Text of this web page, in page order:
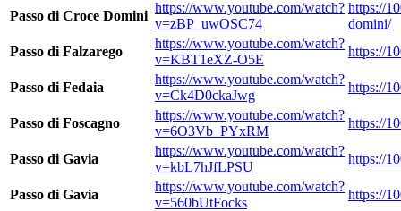
Passo di Croce Domini
https://www.youtube.com/watch?
v=zBP_uwOSC74
https://
domini/
Passo di Falzarego
https://www.youtube.com/watch?
v=KBT1eXZ-O5E
https://
Passo di Fedaia
https://www.youtube.com/watch?
v=Ck4D0ckaJwg
https://
Passo di Foscagno
https://www.youtube.com/watch?
v=6O3Vb_PYxRM
https://
Passo di Gavia
https://www.youtube.com/watch?
v=kbL7hJfLPSU
https://
Passo di Gavia
https://www.youtube.com/watch?
v=560bUtFocks
https://